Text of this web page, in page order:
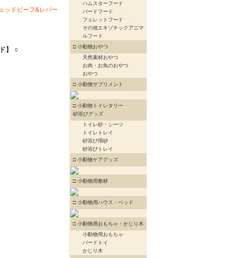
ドビーフ&レバー
】 ○
ハムスターフード
バードフード
フェレットフード
その他エキゾチックアニマ
ルフード
□ 小動物おやつ
天然素材おやつ
お肉・お魚のおやつ
おやつ
□ 小動物サプリメント
□ 小動物トイレタリー
砂浴びグッズ
トイレ砂・シーツ
トイレトレイ
砂浴び用砂
砂浴びトレイ
□ 小動物ケアグッズ
□ 小動物用敷材
□ 小動物用ハウス・ベッド
□ 小動物用おもちゃ・かじり木
小動物用おもちゃ
バードトイ
かじり木